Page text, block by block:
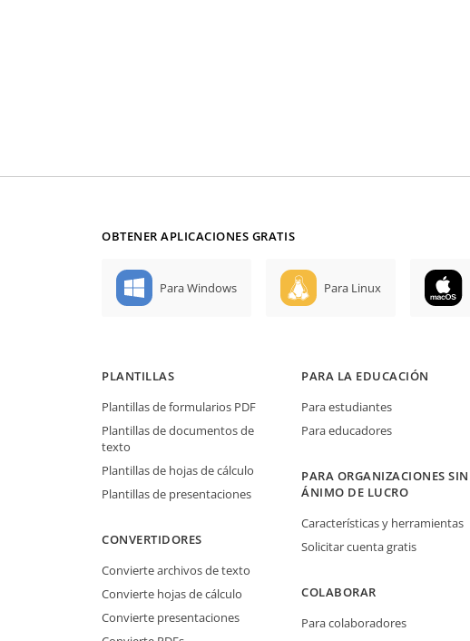
OBTENER APLICACIONES GRATIS
Para Windows Para Linux
PLANTILLAS
Plantillas de formularios PDF
Plantillas de documentos de
texto
Plantillas de hojas de cálculo
Plantillas de presentaciones
CONVERTIDORES
Convierte archivos de texto
Convierte hojas de cálculo
Convierte presentaciones
PARA LA EDUCACIÓN
Para estudiantes
Para educadores
PARA ORGANIZACIONES SIN
ÁNIMO DE LUCRO
Características y herramientas
Solicitar cuenta gratis
COLABORAR
Para colaboradores